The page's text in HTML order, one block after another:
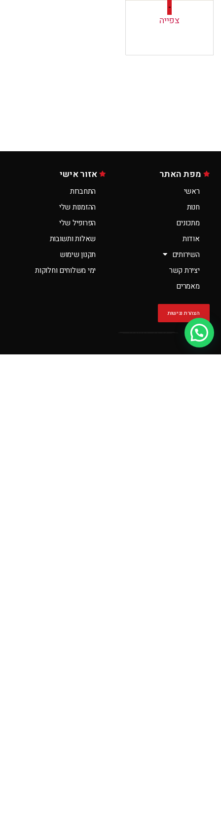
-
צפייה
מפת האתר
ראשי
חנות
מתכונים
אודות
השירותים
יצירת קשר
מאמרים
הצהרת נגישות
אזור אישי
התחברות
ההזמנות שלי
הפרופיל שלי
שאלות ותשובות
תקנון שימוש
ימי משלוחים וחלוקות